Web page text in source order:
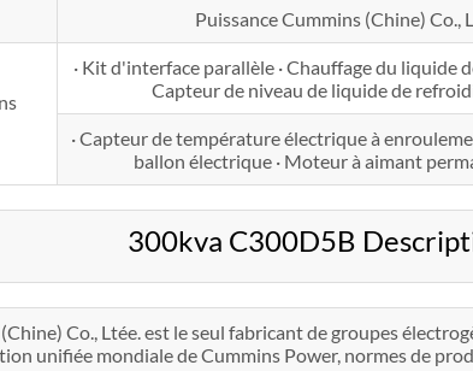
Puissance Cummins (Chine) Co.,
· Kit d'interface parallèle · Chauffage du liquide
Capteur de niveau de liquide de
· Capteur de température électrique à
ballon électrique · Moteur à aimant
300kva C300D5B
Co., Ltée. est le seul fabricant de groupes
unifiée mondiale de Cummins Power, normes de